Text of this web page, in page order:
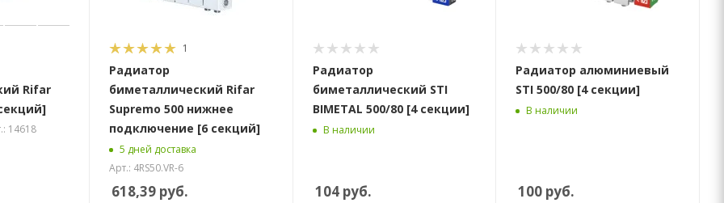
Rifar
14618
1
Радиатор
биметаллический Rifar
Supremo 500 нижнее
подключение [6 секций]
5 дней доставка
Арт.: 4RS50.VR-6
618,39руб.
Радиатор
биметаллический STI
BIMETAL 500/80 [4 секции]
В наличии
104руб.
Радиатор алюминиевый
STI 500/80 [4 секции]
В наличии
100 руб.